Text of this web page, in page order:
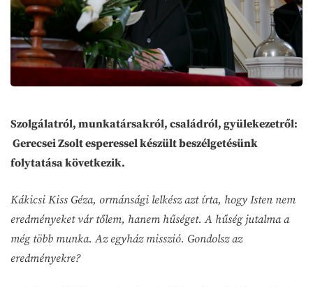
Szolgálatról, munkatársakról, családról, gyülekezetről:
Gerecsei Zsolt esperessel készült beszélgetésünk
folytatása következik.
Kákicsi Kiss Géza, ormánsági lelkész azt írta, hogy Isten nem
eredményeket vár tőlem, hanem hűséget. A hűség jutalma a
még több munka. Az egyház misszió. Gondolsz az
eredményekre?